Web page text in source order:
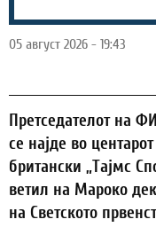
05 август 2026 - 19:43
Претседателот на
се најде во
британски „Тајмс
ветил на Мароко
на Светското